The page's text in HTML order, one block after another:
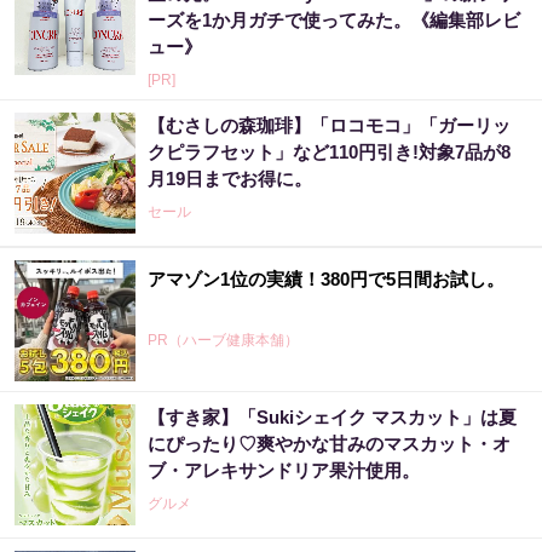
ーズを1か月ガチで使ってみた。《編集部レビ
ュー》
[PR]
【むさしの森珈琲】「ロコモコ」「ガーリッ
クピラフセット」など110円引き!対象7品が8
月19日までお得に。
セール
アマゾン1位の実績！380円で5日間お試し。
PR（ハーブ健康本舗）
【すき家】「Sukiシェイク マスカット」は夏
にぴったり♡爽やかな甘みのマスカット・オ
ブ・アレキサンドリア果汁使用。
グルメ